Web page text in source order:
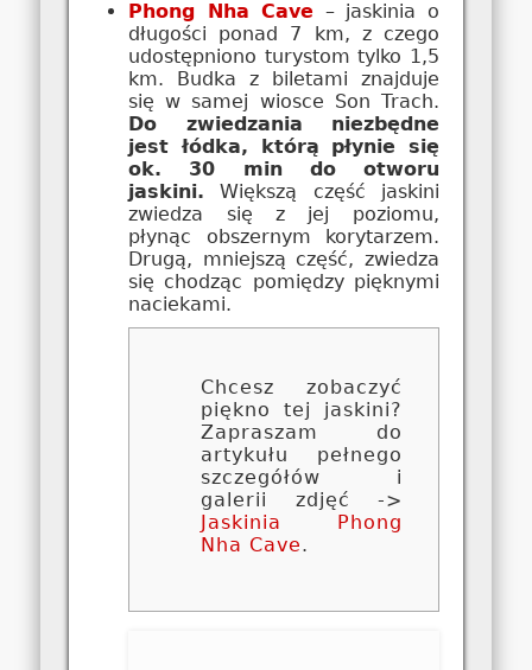
Phong Nha Cave – jaskinia o
długości ponad 7 km, z czego
udostępniono turystom tylko 1,5
km. Budka z biletami znajduje
się w samej wiosce Son Trach.
Do zwiedzania niezbędne
jest łódka, którą płynie się
ok. 30 min do otworu
jaskini. Większą część jaskini
zwiedza się z jej poziomu,
płynąc obszernym korytarzem.
Drugą, mniejszą część, zwiedza
się chodząc pomiędzy pięknymi
naciekami.
Chcesz zobaczyć
piękno tej jaskini?
Zapraszam do
artykułu pełnego
szczegółów i
galerii zdjęć ->
Jaskinia Phong
Nha Cave.